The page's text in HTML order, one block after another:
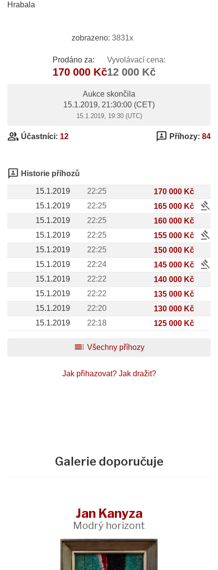
Hrabala
zobrazeno: 3831x
Prodáno za:
170 000 Kč
Vyvolávací cena:
12 000 Kč
Aukce skončila
15.1.2019, 21:30:00 (CET)
15.1.2019, 19:30 (UTC)
group Účastníci: 12 3p Příhozy: 84
3p Historie příhozů
15.1.2019 22:25
170 000 Kč
15.1.2019
22:25 165 000 Kč gavel
15.1.2019 22:25
160 000 Kč
15.1.2019
22:25 155 000 Kč gavel
15.1.2019 22:25
150 000 Kč
15.1.2019
22:24 145 000 Kč gavel
15.1.2019 22:22
140 000 Kč
15.1.2019
22:22
135 000 Kč
15.1.2019
22:20
130 000 Kč
15.1.2019
22:18 125 000 Kč
toc Všechny příhozy
Jak přihazovat? Jak dražit?
Galerie doporučuje
Jan Kanyza
Modrý horizont